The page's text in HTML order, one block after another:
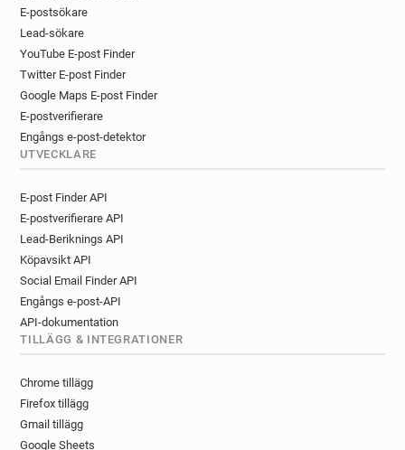
E-postsökare
Lead-sökare
YouTube E-post Finder
Twitter E-post Finder
Google Maps E-post Finder
E-postverifierare
Engångs e-post-detektor
UTVECKLARE
E-post Finder API
E-postverifierare API
Lead-Beriknings API
Köpavsikt API
Social Email Finder API
Engångs e-post-API
API-dokumentation
TILLÄGG & INTEGRATIONER
Chrome tillägg
Firefox tillägg
Gmail tillägg
Google Sheets